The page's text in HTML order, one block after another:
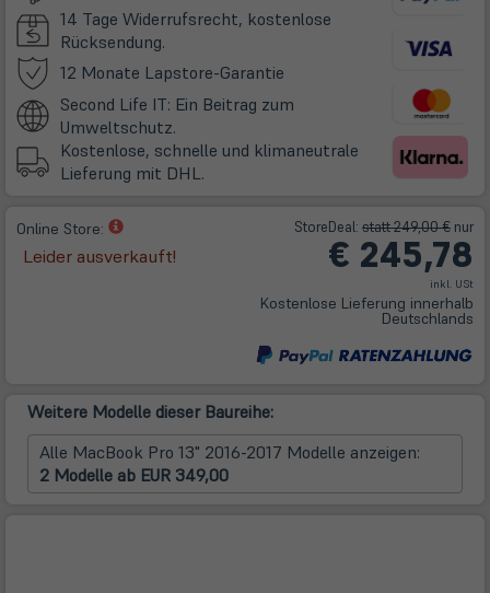
14 Tage Widerrufsrecht, kostenlose
Rücksendung.
12 Monate Lapstore-Garantie
neuem
Second Life IT: Ein Beitrag zum
Umweltschutz.
Kostenlose, schnelle und klimaneutrale
Lieferung mit DHL.
Online Store:
(öffnet
in
neuem
Leider ausverkauft!
StoreDeal: statt 249,00 € nur
€ 245,78
inkl. USt
Kostenlose Lieferung innerhalb
Deutschlands
Weitere Modelle dieser Baureihe:
Alle MacBook Pro 13" 2016-2017 Modelle anzeigen:
2 Modelle ab EUR 349,00